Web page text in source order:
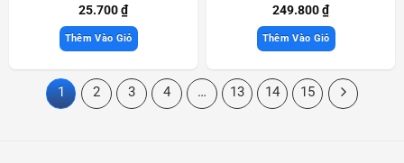
25.700₫
Thêm Vào Giỏ
249.800₫
Thêm Vào Giỏ
1 2 3 4 … 13 14 15